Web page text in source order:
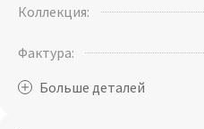
Коллекция:
Фактура: